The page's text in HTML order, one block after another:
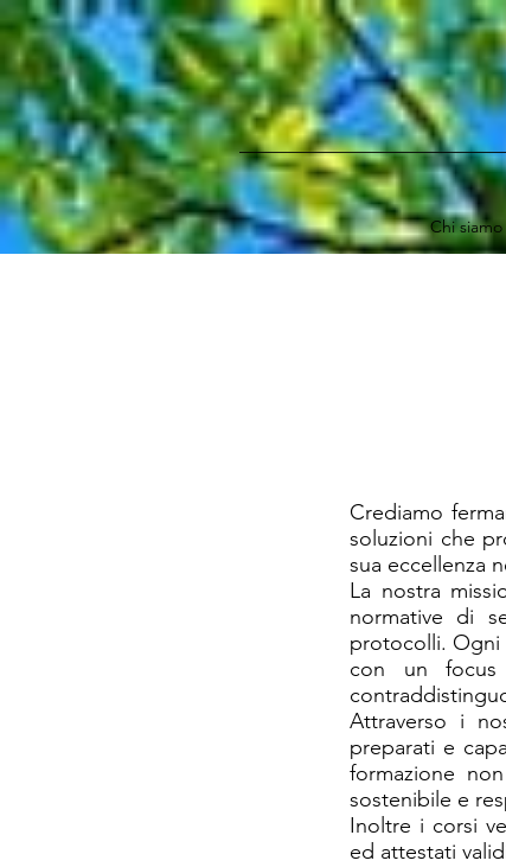
Chi siamo
Crediamo
soluzioni che
sua eccellenza
La nostra
normative di
protocolli. Ogni
con un focus
Attraverso i
preparati e
formazione
sostenibile e
Inoltre i corsi
ed attestati